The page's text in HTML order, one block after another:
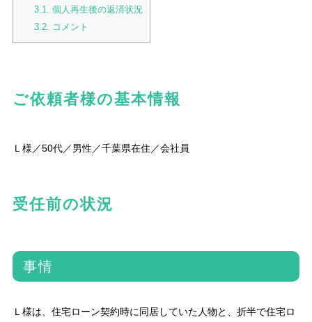
3.1. 個人再生後の返済状況
3.2. コメント
ご依頼者様の基本情報
Ｌ様／50代／男性／千葉県在住／会社員
受任前の状況
事情
Ｌ様は、住宅ローン契約時に同居していた人物と、折半で住宅ロ